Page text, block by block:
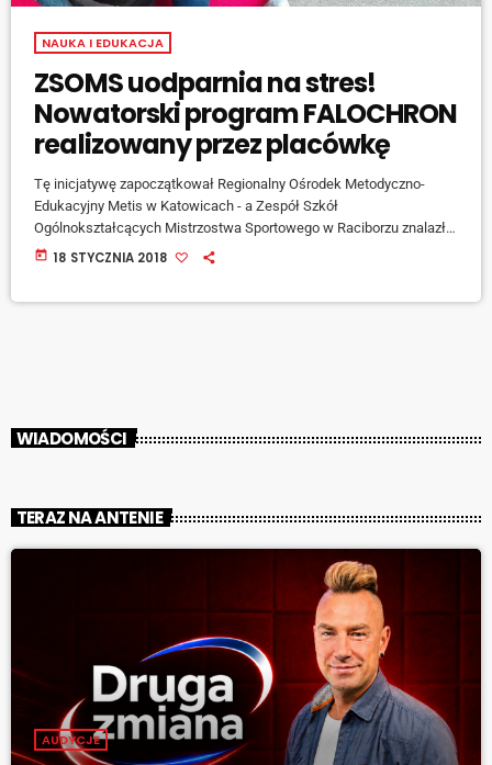
NAUKA I EDUKACJA
ZSOMS uodparnia na stres!
Nowatorski program FALOCHRON
realizowany przez placówkę
Tę inicjatywę zapoczątkował Regionalny Ośrodek Metodyczno-
Edukacyjny Metis w Katowicach - a Zespół Szkół
Ogólnokształcących Mistrzostwa Sportowego w Raciborzu znalazł
się w grupie przeszkolonych liderów. Mowa o nowatorskim
today 18 STYCZNIA 2018
WIADOMOŚCI
TERAZ NA ANTENIE
AUDYCJE